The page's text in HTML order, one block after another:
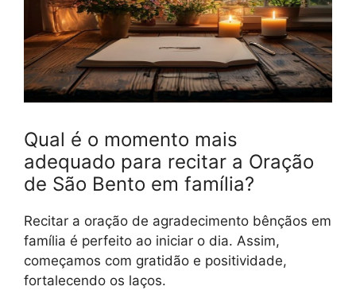
Qual é o momento mais
adequado para recitar a Oração
de São Bento em família?
Recitar a oração de agradecimento bênçãos em
família é perfeito ao iniciar o dia. Assim,
começamos com gratidão e positividade,
fortalecendo os laços.